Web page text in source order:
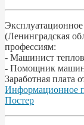
(Ленинградская
профессиям:
- Машинист
- Помощник
Заработная плата
Информационное
Постер